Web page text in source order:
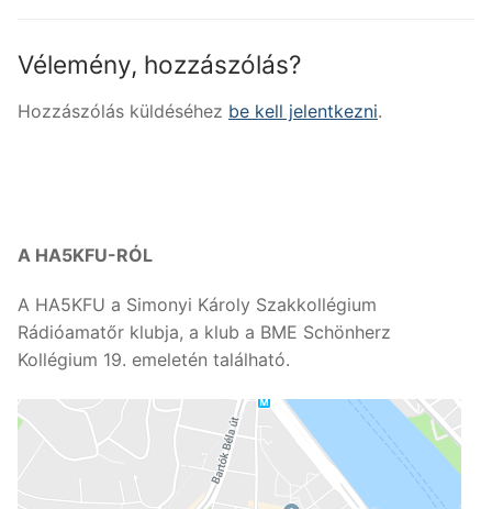
Vélemény, hozzászólás?
Hozzászólás küldéséhez be kell jelentkezni.
A HA5KFU-RÓL
A HA5KFU a Simonyi Károly Szakkollégium
Rádióamatőr klubja, a klub a BME Schönherz
Kollégium 19. emeletén található.